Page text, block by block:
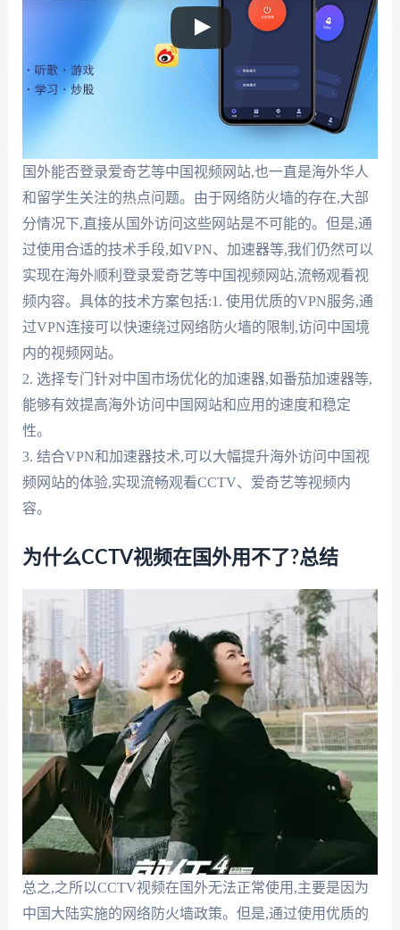
国外能否登录爱奇艺等中国视频网站,也一直是海外华人
和留学生关注的热点问题。由于网络防火墙的存在,大部
分情况下,直接从国外访问这些网站是不可能的。但是,通
过使用合适的技术手段,如VPN、加速器等,我们仍然可以
实现在海外顺利登录爱奇艺等中国视频网站,流畅观看视
频内容。具体的技术方案包括:1. 使用优质的VPN服务,通
过VPN连接可以快速绕过网络防火墙的限制,访问中国境
内的视频网站。
2. 选择专门针对中国市场优化的加速器,如番茄加速器等,
能够有效提高海外访问中国网站和应用的速度和稳定
性。
3. 结合VPN和加速器技术,可以大幅提升海外访问中国视
频网站的体验,实现流畅观看CCTV、爱奇艺等视频内
容。
为什么CCTV视频在国外用不了?总结
总之,之所以CCTV视频在国外无法正常使用,主要是因为
中国大陆实施的网络防火墙政策。但是,通过使用优质的